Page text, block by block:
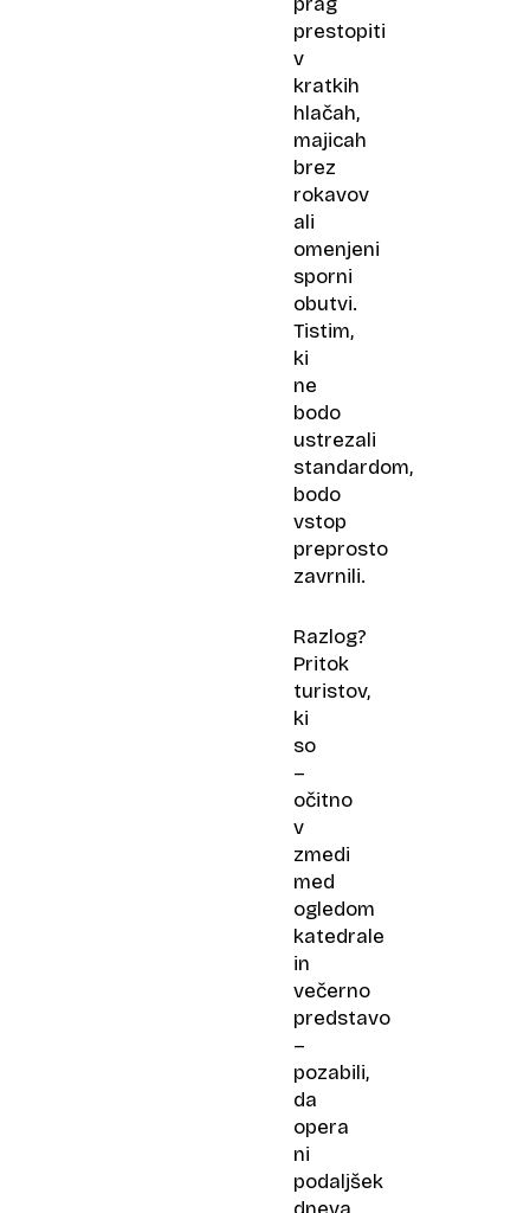
prestopiti
v
kratkih
hlačah,
majicah
brez
rokavov
ali
omenjeni
sporni
obutvi.
Tistim,
ki
ne
bodo
ustrezali
standardom,
bodo
vstop
preprosto
zavrnili.
Razlog?
Pritok
turistov,
ki
so
–
očitno
v
zmedi
med
ogledom
katedrale
in
večerno
predstavo
–
pozabili,
da
opera
ni
podaljšek